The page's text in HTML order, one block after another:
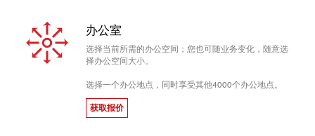
办公室
选择当前所需的办公空间；您也可随业务变化，随意选
择办公空间大小。
选择一个办公地点，同时享受其他4000个办公地点。
获取报价